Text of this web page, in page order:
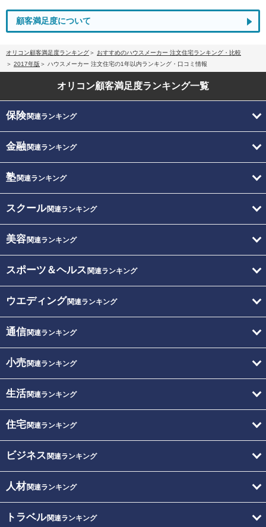
顧客満足度について
オリコン顧客満足度ランキング
おすすめのハウスメーカー 注文住宅ランキング・比較
2017年版
ハウスメーカー 注文住宅の1年以内ランキング・口コミ情報
オリコン顧客満足度ランキング一覧
保険関連ランキング
金融関連ランキング
塾関連ランキング
スクール関連ランキング
美容関連ランキング
スポーツ＆ヘルス 関連ランキング
ウエディング関連ランキング
通信関連ランキング
小売関連ランキング
生活関連ランキング
住宅関連ランキング
ビジネス 関連ランキング
人材関連ランキング
トラベル関連ランキング